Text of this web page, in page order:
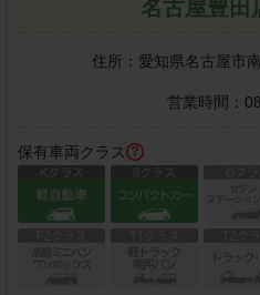
名古屋豊田
住所： 愛知県名古屋市
営業時間：
保有車両クラス